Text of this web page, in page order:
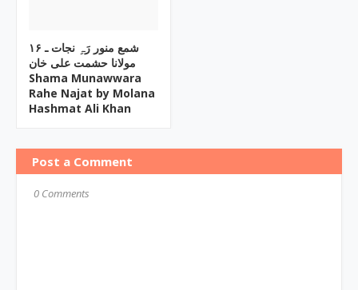
۱۶ شمع منور رَہِ نجات ـ
مولانا حشمت علی خان
Shama Munawwara
Rahe Najat by Molana
Hashmat Ali Khan
Post a Comment
0 Comments